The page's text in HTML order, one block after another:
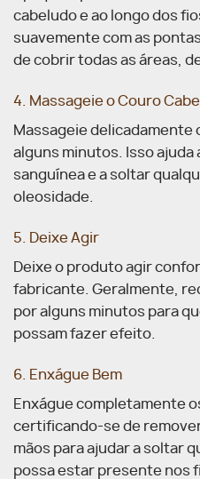
cabeludo e ao longo dos
suavemente com as
de cobrir todas as áreas,
4. Massageie o Couro
Massageie delicadamente
alguns minutos. Isso ajuda
sanguínea e a soltar
oleosidade.
5. Deixe Agir
Deixe o produto agir
fabricante. Geralmente,
por alguns minutos para
possam fazer efeito.
6. Enxágue Bem
Enxágue completamente
certificando-se de
mãos para ajudar a soltar
possa estar presente nos